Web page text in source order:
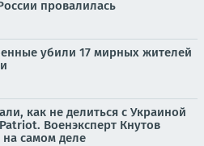
провалилась
убили 17 мирных жителей
как не делиться с Украиной
Военэксперт Кнутов
на самом деле